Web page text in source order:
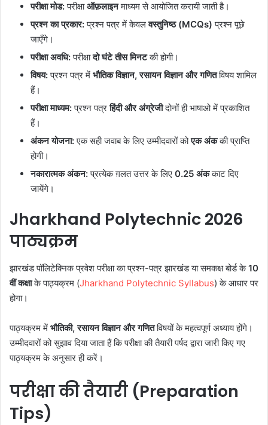
परीक्षा मोड:परीक्षाऑफ़लाइनमाध्यम से आयोजित करायी जाती है।
प्रश्न का प्रकार:प्रश्न पत्र में केवलवस्तुनिष्ठ (MCQs) प्रश्न पूछे
जाएँगे।
परीक्षा अवधि:परीक्षादो घंटे तीस मिनटकी होगी।
विषय:प्रश्न पत्र में भौतिक विज्ञान, रसायन विज्ञान और गणितविषय शामिल
हैं।
परीक्षा माध्यम:प्रश्न पत्रहिंदी और अंग्रेजीदोनों ही भाषाओ में प्रकाशित
हैं।
अंकन योजना:एक सही जवाब के लिए उम्मीदवारों कोएक अंककी प्राप्ति
होगी।
नकारात्मक अंकन:प्रत्येक ग़लत उत्तर के लिए 0.25 अंककाट दिए
जायेंगे।
Jharkhand Polytechnic2026
पाठ्यक्रम
झारखंड पॉलिटेक्निक प्रवेश परीक्षा का प्रश्न-पत्र झारखंड या समकक्ष बोर्ड के10
वीं कक्षाके पाठ्यक्रम (Jharkhand Polytechnic Syllabus) के आधार पर
होगा।
पाठ्यक्रम में भौतिकी, रसायन विज्ञान और गणितविषयों के महत्वपूर्ण अध्याय होंगे।
उम्मीदवारों को सुझाव दिया जाता हैं कि परीक्षा की तैयारी पर्षद द्वारा जारी किए गए
पाठ्यक्रम के अनुसार ही करें।
परीक्षा की तैयारी (Preparation
Tips)